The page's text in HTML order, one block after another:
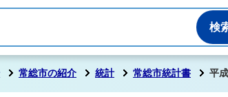
常総市の紹介 統計 常総市統計書 平